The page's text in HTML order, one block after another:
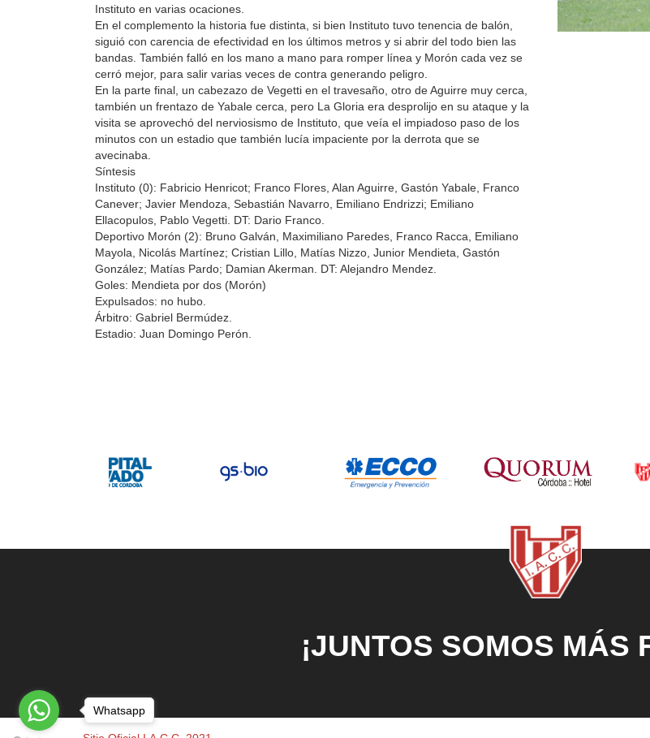
Instituto en varias ocaciones.
En el complemento la historia fue distinta, si bien Instituto tuvo tenencia de balón,
siguió con carencia de efectividad en los últimos metros y si abrir del todo bien las
bandas. También falló en los mano a mano para romper línea y Morón cada vez se
cerró mejor, para salir varias veces de contra generando peligro.
En la parte final, un cabezazo de Vegetti en el travesaño, otro de Aguirre muy cerca,
también un frentazo de Yabale cerca, pero La Gloria era desprolijo en su ataque y la
visita se aprovechó del nerviosismo de Instituto, que veía el impiadoso paso de los
minutos con un estadio que también lucía impaciente por la derrota que se
avecinaba.
Síntesis
Instituto (0): Fabricio Henricot; Franco Flores, Alan Aguirre, Gastón Yabale, Franco
Canever; Javier Mendoza, Sebastián Navarro, Emiliano Endrizzi; Emiliano
Ellacopulos, Pablo Vegetti. DT: Dario Franco.
Deportivo Morón (2): Bruno Galván, Maximiliano Paredes, Franco Racca, Emiliano
Mayola, Nicolás Martínez; Cristian Lillo, Matías Nizzo, Junior Mendieta, Gastón
González; Matías Pardo; Damian Akerman. DT: Alejandro Mendez.
Goles: Mendieta por dos (Morón)
Expulsados: no hubo.
Árbitro: Gabriel Bermúdez.
Estadio: Juan Domingo Perón.
¡JUNTOS SOMOS MÁS
Whatsapp